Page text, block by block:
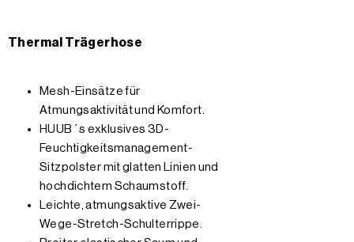
Thermal Trägerhose
Mesh-Einsätze für
Atmungsaktivität und Komfort.
HUUB´s exklusives 3D-
Feuchtigkeitsmanagement-
Sitzpolster mit glatten Linien und
hochdichtem Schaumstoff.
Leichte, atmungsaktive Zwei-
Wege-Stretch-Schulterrippe.